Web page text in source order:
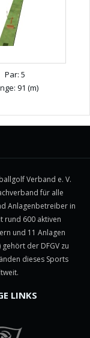
Par: 5
91 (m)
Verband e. V.
für alle
Anlagenbetreiber in
rund 600 aktiven
und 11 Anlagen
gehört der DFGV zu
dieses Sports
LINKS